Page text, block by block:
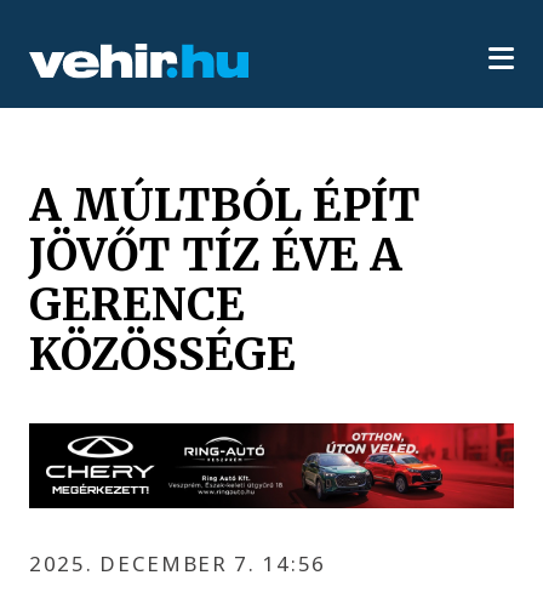
A MÚLTBÓL ÉPÍT
JÖVŐT TÍZ ÉVE A
GERENCE
KÖZÖSSÉGE
2025. DECEMBER 7. 14:56